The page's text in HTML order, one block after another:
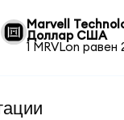
Marvell
Доллар США
1 MRVLon равен